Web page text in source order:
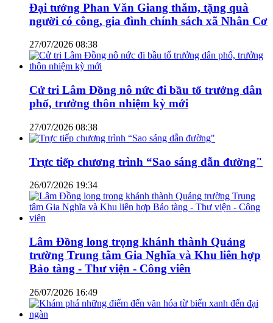
Đại tướng Phan Văn Giang thăm, tặng quà
người có công, gia đình chính sách xã Nhân Cơ
27/07/2026 08:38
Cử tri Lâm Đồng nô nức đi bầu tổ trưởng dân
phố, trưởng thôn nhiệm kỳ mới
27/07/2026 08:38
Trực tiếp chương trình “Sao sáng dẫn đường"
26/07/2026 19:34
Lâm Đồng long trọng khánh thành Quảng
trường Trung tâm Gia Nghĩa và Khu liên hợp
Bảo tàng - Thư viện - Công viên
26/07/2026 16:49